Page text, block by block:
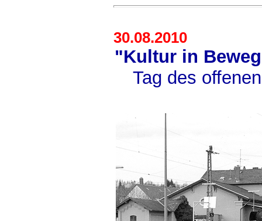
30.08.2010
"Kultur in
Tag des